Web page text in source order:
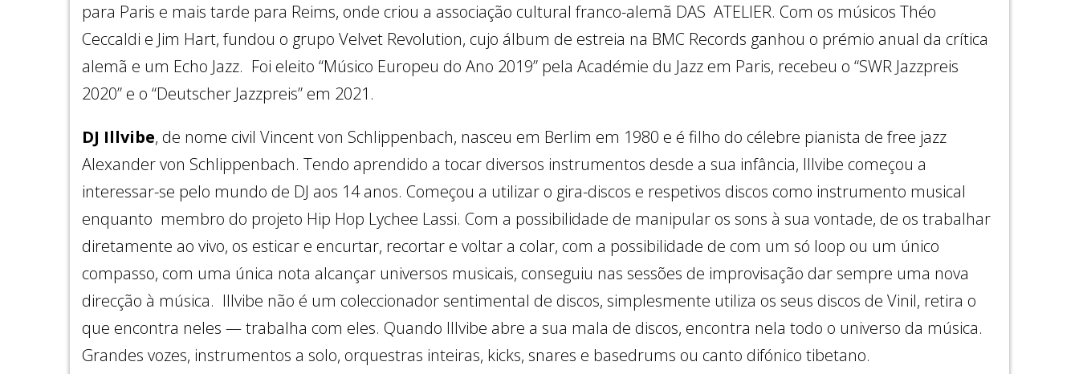
para Paris e mais tarde para Reims, onde criou a associação cultural franco-alemã DAS ATELIER. Com os músicos Théo
Ceccaldi e Jim Hart, fundou o grupo Velvet Revolution, cujo álbum de estreia na BMC Records ganhou o prémio anual da crítica
alemã e um Echo Jazz. Foi eleito “Músico Europeu do Ano 2019” pela Académie du Jazz em Paris, recebeu o “SWR Jazzpreis
2020” e o “Deutscher Jazzpreis” em 2021.
DJ Illvibe, de nome civil Vincent von Schlippenbach, nasceu em Berlim em 1980 e é filho do célebre pianista de free jazz
Alexander von Schlippenbach. Tendo aprendido a tocar diversos instrumentos desde a sua infância, Illvibe começou a
interessar-se pelo mundo de DJ aos 14 anos. Começou a utilizar o gira-discos e respetivos discos como instrumento musical
enquanto membro do projeto Hip Hop Lychee Lassi. Com a possibilidade de manipular os sons à sua vontade, de os trabalhar
diretamente ao vivo, os esticar e encurtar, recortar e voltar a colar, com a possibilidade de com um só loop ou um único
compasso, com uma única nota alcançar universos musicais, conseguiu nas sessões de improvisação dar sempre uma nova
direcção à música. Illvibe não é um coleccionador sentimental de discos, simplesmente utiliza os seus discos de Vinil, retira o
que encontra neles — trabalha com eles. Quando IIlvibe abre a sua mala de discos, encontra nela todo o universo da música.
Grandes vozes, instrumentos a solo, orquestras inteiras, kicks, snares e basedrums ou canto difónico tibetano.